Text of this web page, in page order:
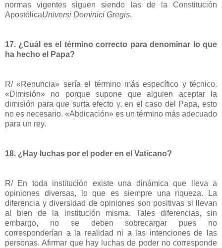
normas vigentes siguen siendo las de la Constitución
ApostólicaUniversi Dominici Gregis.
17. ¿Cuál es el término correcto para denominar lo que
ha hecho el Papa?
R/ «Renuncia» sería el término más específico y técnico.
«Dimisión» no porque supone que alguien aceptar la
dimisión para que surta efecto y, en el caso del Papa, esto
no es necesario. «Abdicación» es un término más adecuado
para un rey.
18. ¿Hay luchas por el poder en el Vaticano?
R/ En toda institución existe una dinámica que lleva a
opiniones diversas, lo que es siempre una riqueza. La
diferencia y diversidad de opiniones son positivas si llevan
al bien de la institución misma. Tales diferencias, sin
embargo, no se deben sobrecargar pues no
corresponderían a la realidad ni a las intenciones de las
personas. Afirmar que hay luchas de poder no corresponde